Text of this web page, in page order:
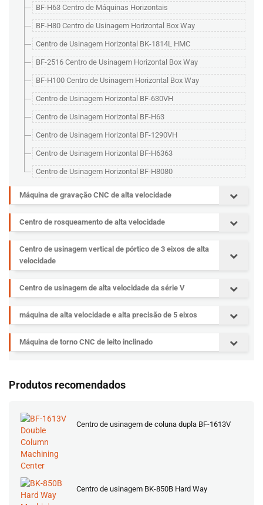
BF-H63 Centro de Máquinas Horizontais
BF-H80 Centro de Usinagem Horizontal Box Way
Centro de Usinagem Horizontal BK-1814L HMC
BF-2516 Centro de Usinagem Horizontal Box Way
BF-H100 Centro de Usinagem Horizontal Box Way
Centro de Usinagem Horizontal BF-630VH
Centro de Usinagem Horizontal BF-H63
Centro de Usinagem Horizontal BF-1290VH
Centro de Usinagem Horizontal BF-H6363
Centro de Usinagem Horizontal BF-H8080
Máquina de gravação CNC de alta velocidade
Centro de rosqueamento de alta velocidade
Centro de usinagem vertical de pórtico de 3 eixos de alta
velocidade
Centro de usinagem de alta velocidade da série V
máquina de alta velocidade e alta precisão de 5 eixos
Máquina de torno CNC de leito inclinado
Produtos recomendados
Centro de usinagem de coluna dupla BF-1613V
Centro de usinagem BK-850B Hard Way